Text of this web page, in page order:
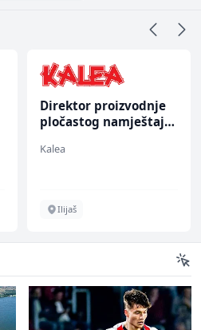
Direktor proizvodnje
pločastog namještaja
Kalea
Ilijaš